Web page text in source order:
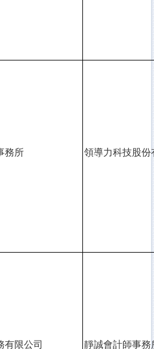
務所 領導力科技股份
有限公司 靜誠會計師事務